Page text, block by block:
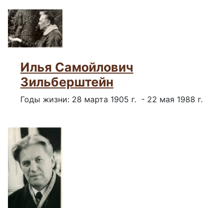
Илья Самойлович
Зильберштейн
Годы жизни: 28 марта 1905 г. - 22 мая 1988 г.